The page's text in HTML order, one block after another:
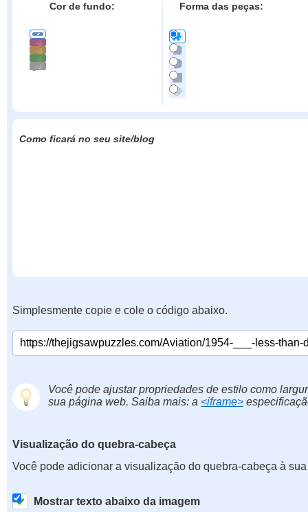
Cor de fundo: Forma das peças:
Como ficará no seu site/blog
Simplesmente copie e cole o código abaixo.
Você pode ajustar propriedades de estilo como
sua página web. Saiba mais: a <iframe>
Visualização do quebra-cabeça
Você pode adicionar a visualização do quebra-cabeça à
Mostrar texto abaixo da imagem